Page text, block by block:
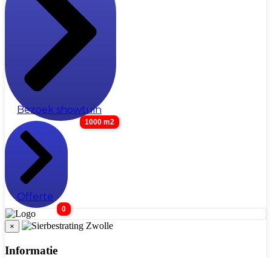
Bezoek showtuin
1000 m2
Offerte
0
×
Informatie